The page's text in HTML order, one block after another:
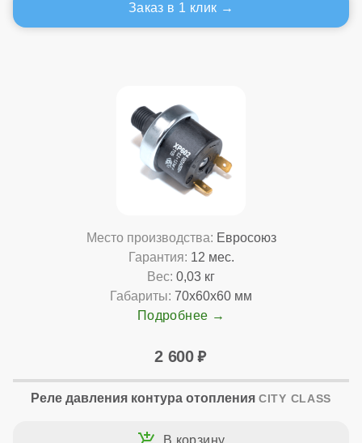
Заказ в 1 клик
Место производства: Евросоюз
Гарантия: 12 мес.
Вес: 0,03 кг
Габариты: 70x60x60 мм
Подробнее
2 600
Реле давления контура отопления CITY CLASS